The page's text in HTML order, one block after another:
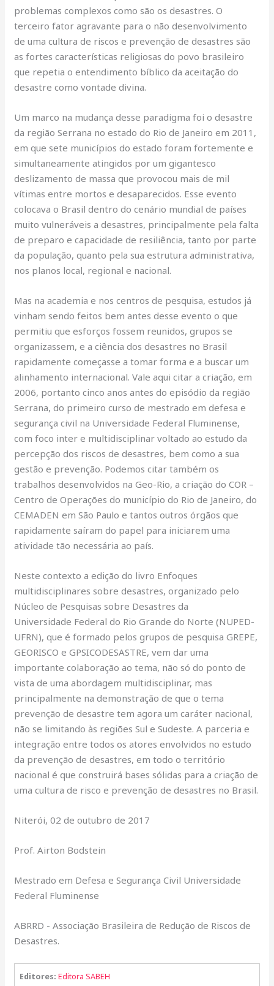
problemas complexos como são os desastres. O
terceiro fator agravante para o não desenvolvimento
de uma cultura de riscos e prevenção de desastres são
as fortes características religiosas do povo brasileiro
que repetia o entendimento bíblico da aceitação do
desastre como vontade divina.
Um marco na mudança desse paradigma foi o desastre
da região Serrana no estado do Rio de Janeiro em 2011,
em que sete municípios do estado foram fortemente e
simultaneamente atingidos por um gigantesco
deslizamento de massa que provocou mais de mil
vítimas entre mortos e desaparecidos. Esse evento
colocava o Brasil dentro do cenário mundial de países
muito vulneráveis a desastres, principalmente pela falta
de preparo e capacidade de resiliência, tanto por parte
da população, quanto pela sua estrutura administrativa,
nos planos local, regional e nacional.
Mas na academia e nos centros de pesquisa, estudos já
vinham sendo feitos bem antes desse evento o que
permitiu que esforços fossem reunidos, grupos se
organizassem, e a ciência dos desastres no Brasil
rapidamente começasse a tomar forma e a buscar um
alinhamento internacional. Vale aqui citar a criação, em
2006, portanto cinco anos antes do episódio da região
Serrana, do primeiro curso de mestrado em defesa e
segurança civil na Universidade Federal Fluminense,
com foco inter e multidisciplinar voltado ao estudo da
percepção dos riscos de desastres, bem como a sua
gestão e prevenção. Podemos citar também os
trabalhos desenvolvidos na Geo-Rio, a criação do COR –
Centro de Operações do município do Rio de Janeiro, do
CEMADEN em São Paulo e tantos outros órgãos que
rapidamente saíram do papel para iniciarem uma
atividade tão necessária ao país.
Neste contexto a edição do livro Enfoques
multidisciplinares sobre desastres, organizado pelo
Núcleo de Pesquisas sobre Desastres da
Universidade Federal do Rio Grande do Norte (NUPED-
UFRN), que é formado pelos grupos de pesquisa GREPE,
GEORISCO e GPSICODESASTRE, vem dar uma
importante colaboração ao tema, não só do ponto de
vista de uma abordagem multidisciplinar, mas
principalmente na demonstração de que o tema
prevenção de desastre tem agora um caráter nacional,
não se limitando às regiões Sul e Sudeste. A parceria e
integração entre todos os atores envolvidos no estudo
da prevenção de desastres, em todo o território
nacional é que construirá bases sólidas para a criação de
uma cultura de risco e prevenção de desastres no Brasil.
Niterói, 02 de outubro de 2017
Prof. Airton Bodstein
Mestrado em Defesa e Segurança Civil Universidade
Federal Fluminense
ABRRD - Associação Brasileira de Redução de Riscos de
Desastres.
Editores: Editora SABEH